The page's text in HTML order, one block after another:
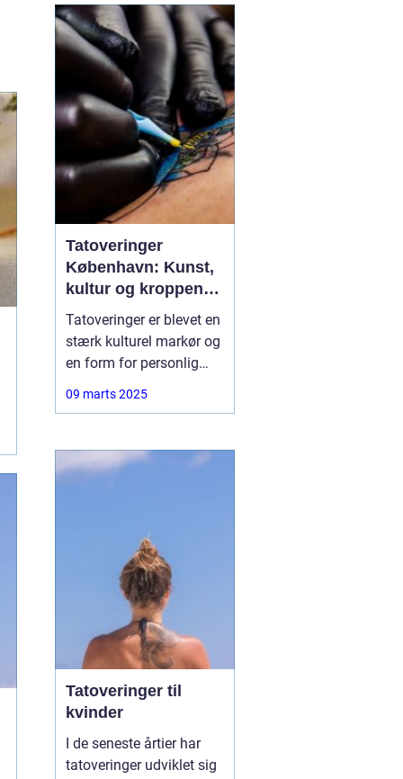
vej ind i både hverdags-
og erhvervslivet gennem
sin evne til a...
Tatoveringer
København: Kunst,
kultur og kroppens
lærred
Tatoveringer er blevet en
stærk kulturel markør og
en form for personlig
Danmark, København,
finder man et
09 marts 2025
Tatoveringer til
kvinder
I de seneste årtier har
tatoveringer udviklet sig